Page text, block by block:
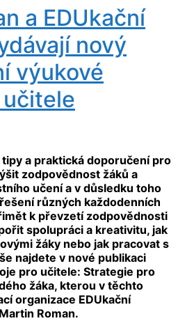
a EDUkační
nový
výukové
a praktická doporučení pro
zodpovědnost žáků a
učení a v důsledku toho
různých každodenních
k převzetí zodpovědnosti
spolupráci a kreativitu, jak
žáky nebo jak pracovat s
najdete v nové publikaci
pro učitele: Strategie pro
žáka, kterou v těchto
organizace EDUkační
Roman.